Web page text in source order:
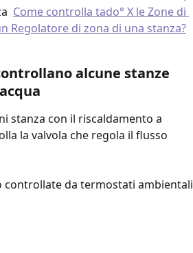
Come controlla tado° X le Zone di
Regolatore di zona di una stanza?
alcune stanze
stanza con il riscaldamento a
la valvola che regola il flusso
controllate da termostati ambientali